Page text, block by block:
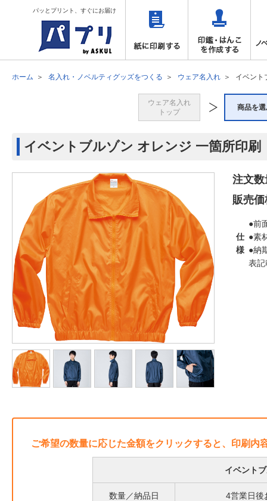
パッとプリント、すぐにお届け
ホーム 名入れ・ノベルティグッズをつくる ウェア名入れ イベント
ウェア名入れ
トップ
商品を
イベントブルゾン オレンジ 一箇所印刷
注文数
販売価
仕
様
●前
●素
●納
表記
ご希望の数量に応じた金額をクリックすると、印刷内
イベント
数量／納品日 4営業日後